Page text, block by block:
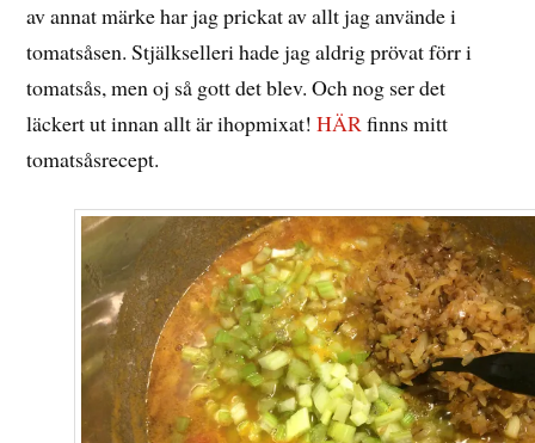
av annat märke har jag prickat av allt jag använde i
tomatsåsen. Stjälkselleri hade jag aldrig prövat förr i
tomatsås, men oj så gott det blev. Och nog ser det
läckert ut innan allt är ihopmixat!HÄRfinns mitt
tomatsåsrecept.